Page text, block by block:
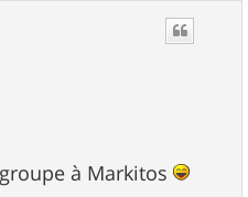
à Markitos